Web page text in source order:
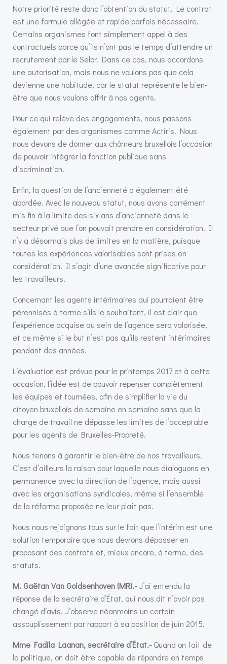
Notre priorité reste donc l’obtention du statut. Le contrat
est une formule allégée et rapide parfois nécessaire.
Certains organismes font simplement appel à des
contractuels parce qu’ils n’ont pas le temps d’attendre un
recrutement par le Selor. Dans ce cas, nous accordons
une autorisation, mais nous ne voulons pas que cela
devienne une habitude, car le statut représente le bien-
être que nous voulons offrir à nos agents.
Pour ce qui relève des engagements, nous passons
également par des organismes comme Actiris. Nous
nous devons de donner aux chômeurs bruxellois l’occasion
de pouvoir intégrer la fonction publique sans
discrimination.
Enfin, la question de l’ancienneté a également été
abordée. Avec le nouveau statut, nous avons carrément
mis fin à la limite des six ans d’ancienneté dans le
secteur privé que l’on pouvait prendre en considération. Il
n’y a désormais plus de limites en la matière, puisque
toutes les expériences valorisables sont prises en
considération. Il s’agit d’une avancée significative pour
les travailleurs.
Concernant les agents intérimaires qui pourraient être
pérennisés à terme s’ils le souhaitent, il est clair que
l’expérience acquise au sein de l’agence sera valorisée,
et ce même si le but n’est pas qu’ils restent intérimaires
pendant des années.
L’évaluation est prévue pour le printemps 2017 et à cette
occasion, l’idée est de pouvoir repenser complètement
les équipes et tournées, afin de simplifier la vie du
citoyen bruxellois de semaine en semaine sans que la
charge de travail ne dépasse les limites de l’acceptable
pour les agents de Bruxelles-Propreté.
Nous tenons à garantir le bien-être de nos travailleurs.
C’est d’ailleurs la raison pour laquelle nous dialoguons en
permanence avec la direction de l’agence, mais aussi
avec les organisations syndicales, même si l’ensemble
de la réforme proposée ne leur plaît pas.
Nous nous rejoignons tous sur le fait que l’intérim est une
solution temporaire que nous devrons dépasser en
proposant des contrats et, mieux encore, à terme, des
statuts.
M. Gaëtan Van Goidsenhoven (MR).-J’ai entendu la
réponse de la secrétaire d’État, qui nous dit n’avoir pas
changé d’avis. J’observe néanmoins un certain
assouplissement par rapport à sa position de juin 2015.
Mme Fadila Laanan, secrétaire d’État.-Quand on fait de
la politique, on doit être capable de répondre en temps